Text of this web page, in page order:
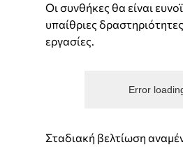
Οι συνθήκες θα είναι
υπαίθριες
εργασίες.
Error
Σταδιακή βελτίωση